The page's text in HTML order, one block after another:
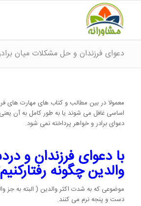
دعوای فرزندان و حل مشکلات میان
معمولا در بین مطالب و کتاب های مهارت های
اساسی غافل می شوند یا به طور کامل به آن
دعوای برادر و خواهر پرداخته نمی شود.
با دعوای فرزندان و
والدین چگونه
موضوعی که به شدت اکثر والدین ( البته به جز
دست و پنجه نرم می کنند.